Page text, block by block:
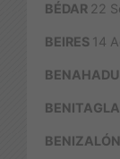
BÉDAR 22
BEIRES 14
BENITAGLA
BENIZALÓN